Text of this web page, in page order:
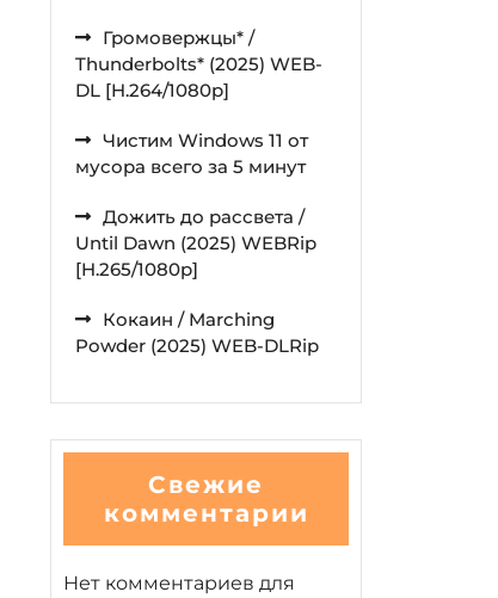
Громовержцы* /
Thunderbolts* (2025) WEB-
DL [H.264/1080p]
Чистим Windows 11 от
мусора всего за 5 минут
Дожить до рассвета /
Until Dawn (2025) WEBRip
[H.265/1080p]
Кокаин / Marching
Powder (2025) WEB-DLRip
Свежие
комментарии
Нет комментариев для